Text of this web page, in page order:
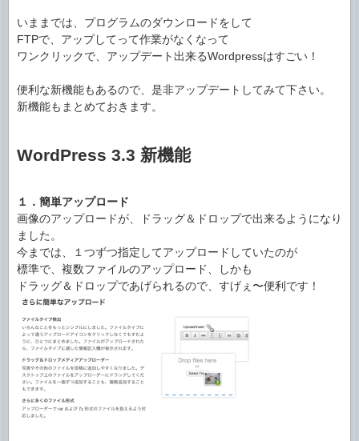
いままでは、プログラムのダウンロードをして
FTPで、アップしてって作業がなくなって
ワンクリックで、アップデート出来るWordpressはすごい！
便利な新機能もあるので、是非アップデートしてみて下さい。
新機能もまとめておきます。
WordPress 3.3 新機能
１．簡単アップロード
画像のアップロードが、ドラッグ＆ドロップで出来るようになり
ました。
今までは、１つずつ指定してアップロードしていたのが
標準で、複数ファイルのアップロード、しかも
ドラッグ＆ドロップであげられるので、すげぇ〜便利です！